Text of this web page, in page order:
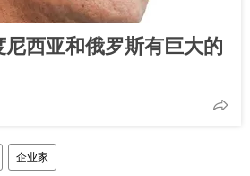
西亚和俄罗斯有巨大的
企业家